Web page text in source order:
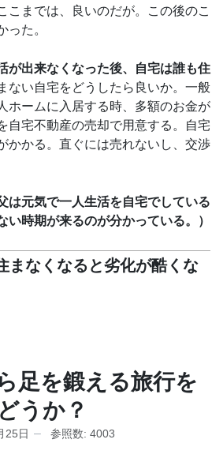
こまでは、良いのだが。この後のこ
った。
が出来なくなった後、自宅は誰も住
ない自宅をどうしたら良いか。一般
ホームに入居する時、多額のお金が
自宅不動産の売却で用意する。自宅
かかる。直ぐには売れないし、交渉
は元気で一人生活を自宅でしている
い時期が来るのが分かっている。）
まなくなると劣化が酷くな
足を鍛える旅行を
うか？
25日 参照数: 4003